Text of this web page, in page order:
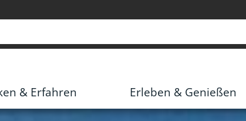
& Erfahren Erleben & Genießen